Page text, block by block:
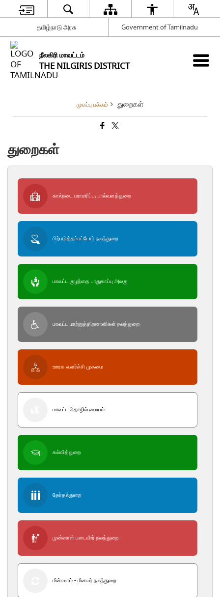
தமிழ்நாடு அரசு Government of Tamilnadu
நீலகிரி மாவட்டம்
THE NILGIRIS DISTRICT
முகப்பு பக்கம் துறைகள்
துறைகள்
கால்நடை பராமரிப்பு, பால்வளத்துறை
பிற்படுத்தப்பட்டோர் நலத்துறை
மாவட்ட குழந்தை பாதுகாப்பு அலகு
மாவட்ட மாற்றுத்திறனாளிகள் நலத்துறை
ஊரக வளர்ச்சி முகமை
மாவட்ட தொழில் மையம்
கல்வித்துறை
தேர்தல்துறை
முன்னாள் படைவீரர் நலத்துறை
மீன்வளம் - மீனவர் நலத்துறை